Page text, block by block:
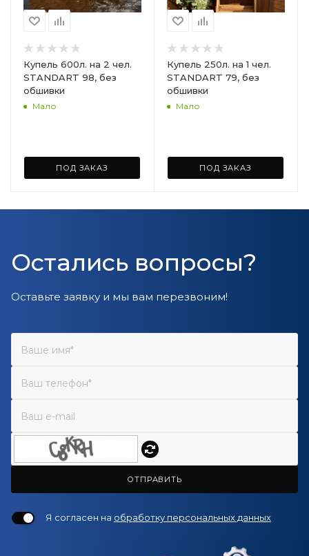
Купель 600л. на 2 чел.
STANDART 98, без
обшивки
Мало
ПОД ЗАКАЗ
Купель 250л. на 1 чел.
STANDART 79, без
обшивки
Мало
ПОД ЗАКАЗ
Остались вопросы?
Оставьте заявку и мы вам перезвоним!
ОТПРАВИТЬ
Я согласен на обработку персональных данных